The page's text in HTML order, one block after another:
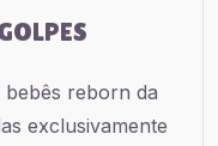
bebês reborn da
exclusivamente